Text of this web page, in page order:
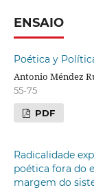
ENSAIO
Poética y
Antonio Méndez
55-75
PDF
Radicalidade
poética fora do
margem do